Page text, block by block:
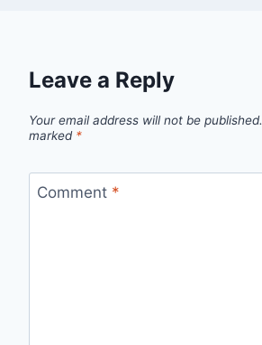
Leave a Reply
Your email address will not be published.
marked *
Comment *